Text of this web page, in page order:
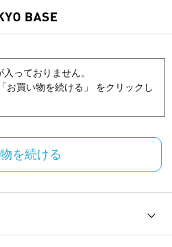
っておりません。
お買い物を続ける」 をクリックし
を続ける